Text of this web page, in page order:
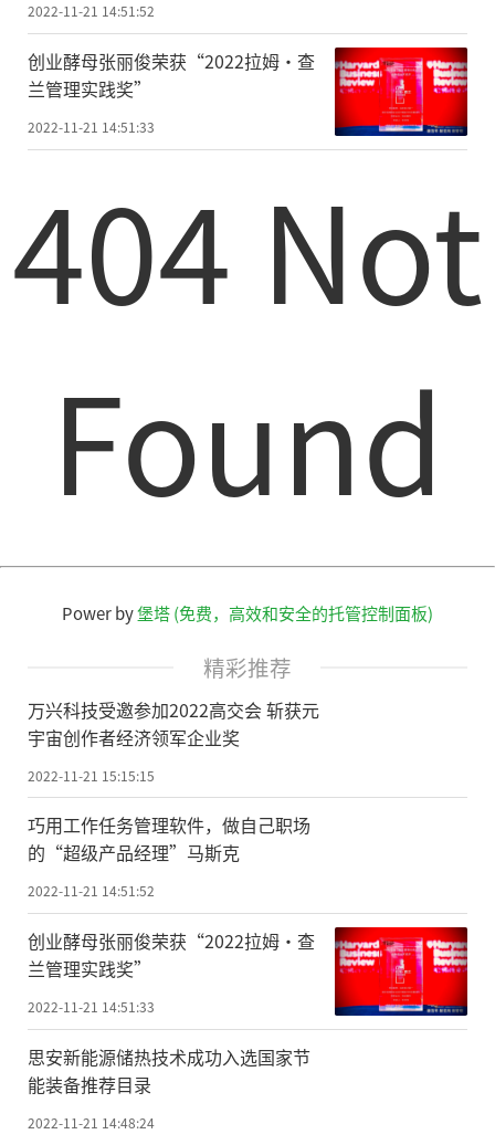
2022-11-21 14:51:52
创业酵母张丽俊荣获“2022拉姆·查
兰管理实践奖”
2022-11-21 14:51:33
404 Not
Found
Power by堡塔 (免费，高效和安全的托管控制面板)
精彩推荐
万兴科技受邀参加2022高交会 斩获元
宇宙创作者经济领军企业奖
2022-11-21 15:15:15
巧用工作任务管理软件，做自己职场
的“超级产品经理”马斯克
2022-11-21 14:51:52
创业酵母张丽俊荣获“2022拉姆·查
兰管理实践奖”
2022-11-21 14:51:33
思安新能源储热技术成功入选国家节
能装备推荐目录
2022-11-21 14:48:24